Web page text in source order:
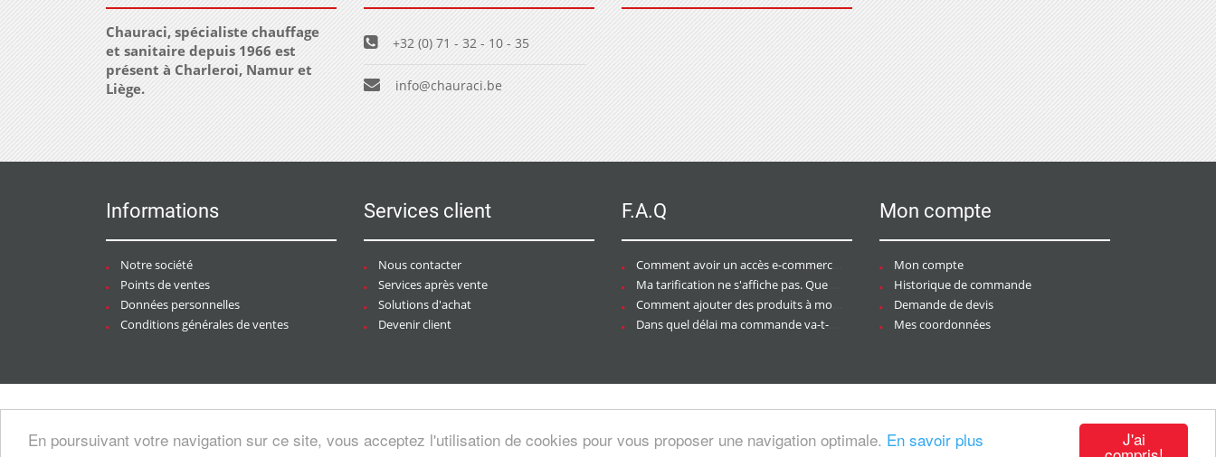
J'ai
En poursuivant votre navigation sur ce site, vous acceptez l'utilisation de cookies pour vous proposer une navigation optimale. En savoir plus
Chauraci, spécialiste chauffage
et sanitaire depuis 1966 est
présent à Charleroi, Namur et
Liège.
+32 (0) 71 - 32 - 10 - 35
info@chauraci.be
Informations
Notre société
Points de ventes
Données personnelles
Conditions générales de ventes
Services client
Nous contacter
Services après vente
Solutions d'achat
Devenir client
F.A.Q
Comment avoir un accès e-commerce ?
Ma tarification ne s'affiche pas. Que dois-je faire ?
Comment ajouter des produits à mon panier ?
Dans quel délai ma commande va-t-elle être traitée ?
Mon compte
Mon compte
Historique de commande
Demande de devis
Mes coordonnées
artesansdubatiment.com